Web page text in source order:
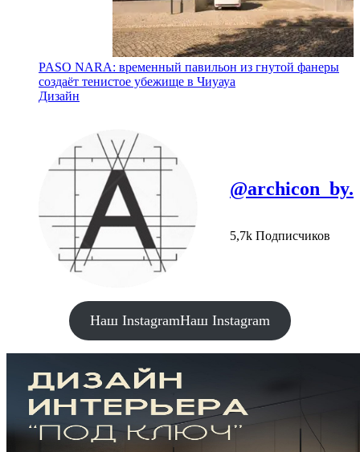
PASO NARA: временный павильон из гнутой фанеры
создаёт тенистое убежище в Чиуауа
Дизайн
@archicon_by.
5,7k Подписчиков
Наш InstagramНаш Instagram